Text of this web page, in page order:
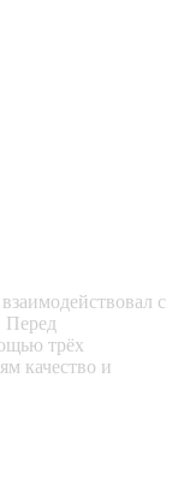
с
Перед
трёх
качество и